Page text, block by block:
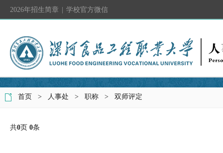
2026年招生简章 学校官方微信
首页 > 人事处 > 职称 > 双师评定
共0页 0条